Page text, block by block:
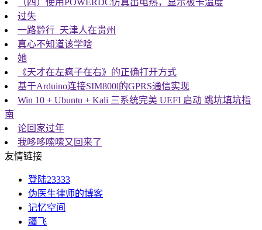
过失
一路黔行_天津人在贵州
真心不知道该学啥
她
《天才在左疯子在右》的正确打开方式
基于Arduino连接SIM800l的GPRS通信实现
Win 10 + Ubuntu + Kali 三系统完美 UEFI 启动 跳坑填坑指
南
论回家过年
我哆哆嗦嗦又回来了
友情链接
登陆23333
伪医生律师的博客
记忆空间
疆飞